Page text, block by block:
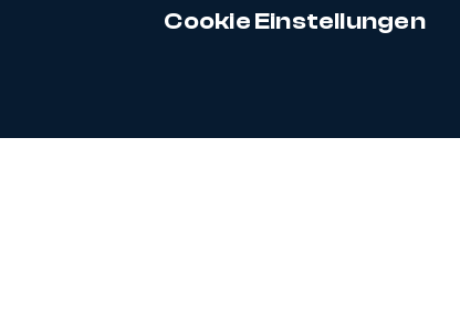
Cookie Einstellungen